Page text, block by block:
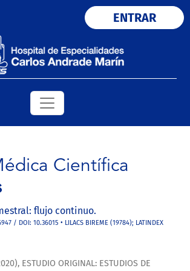
El actual es: ENTRAR
Científica
flujo continuo.
/ DOI: 10.36015 • LILACS BIREME (19784); LATINDEX
, ESTUDIO ORIGINAL: ESTUDIOS DE